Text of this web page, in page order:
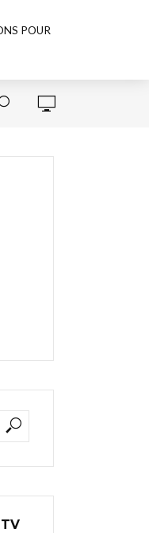
POUR
TV